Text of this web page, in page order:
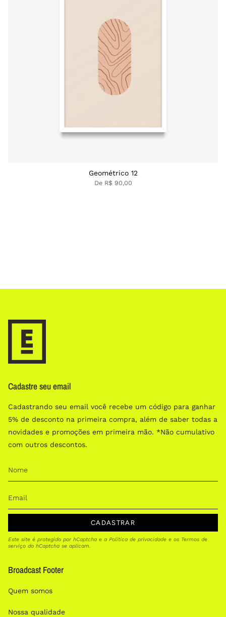
Geométrico 12
DeR$ 90,00
Cadastre seu email
Cadastrando seu email você recebe um código para ganhar
5% de desconto na primeira compra, além de saber todas a
novidades e promoções em primeira mão. *Não cumulativo
com outros descontos.
CADASTRAR
Este site é protegido por hCaptcha e a Política de privacidade e os Termos de
serviço do hCaptcha se aplicam.
Broadcast Footer
Quem somos
Nossa qualidade